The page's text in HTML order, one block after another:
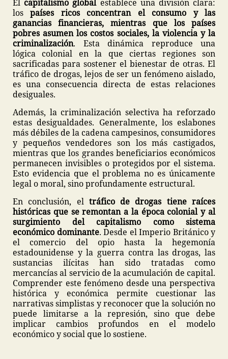
El capitalismo globalestablece una división clara:
lospaíses ricos concentran el consumo y las
ganancias financieras, mientras que los países
pobres asumen los costos sociales, la violencia y la
criminalización. Esta dinámica reproduce una
lógica colonial en la que ciertas regiones son
sacrificadas para sostener el bienestar de otras. El
tráfico de drogas, lejos de ser un fenómeno aislado,
es una consecuencia directa de estas relaciones
desiguales.
Además, la criminalización selectiva ha reforzado
estas desigualdades. Generalmente, los eslabones
más débiles de la cadena campesinos, consumidores
y pequeños vendedores son los más castigados,
mientras que los grandes beneficiarios económicos
permanecen invisibles o protegidos por el sistema.
Esto evidencia que el problema no es únicamente
legal o moral, sino profundamente estructural.
En conclusión, el tráfico de drogas tiene raíces
históricas que se remontan a la época colonial y al
surgimiento del capitalismo como sistema
económico dominante. Desde el Imperio Británico y
el comercio del opio hasta la hegemonía
estadounidense y la guerra contra las drogas, las
sustancias ilícitas han sido tratadas como
mercancías al servicio de la acumulación de capital.
Comprender este fenómeno desde una perspectiva
histórica y económica permite cuestionar las
narrativas simplistas y reconocer que la solución no
puede limitarse a la represión, sino que debe
implicar cambios profundos en el modelo
económico y social que lo sostiene.